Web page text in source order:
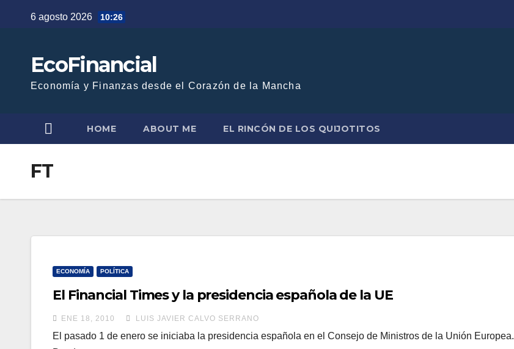
6 agosto 2026 10:26
EcoFinancial
Economía y Finanzas desde el Corazón de la Mancha
HOME ABOUT ME EL RINCÓN DE LOS QUIJOTITOS
FT
ECONOMÍA POLÍTICA
El Financial Times y la presidencia española de la UE
ENE 18, 2010 LUIS JAVIER CALVO SERRANO
El pasado 1 de enero se iniciaba la presidencia española en el Consejo de Ministros de la Unión Europea.